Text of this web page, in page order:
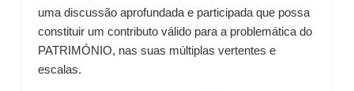
uma discussão aprofundada e participada que possa
constituir um contributo válido para a problemática do
PATRIMÓNIO, nas suas múltiplas vertentes e
escalas.